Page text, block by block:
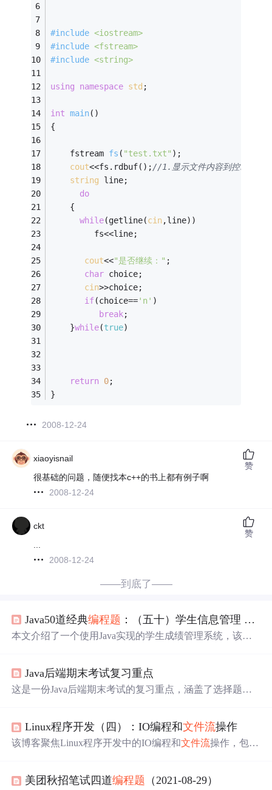
#include <iostream>
#include <fstream>
#include <string>
using namespace std ;
int main()
{
fstream fs ( "test.txt" ) ;
cout<<fs.rdbuf();//1.显示文件内容到控制台；
string line;
do
    {
while(getline(cin,line))
         fs<<line;
cout<<"是否继续：" ;
char choice;
cin>>choice;
if(choice=='n' )
break;
    }
while(true)
return 0;
}
2008-12-24
xiaoyisnail
很基础的问题，随便找本c++的书上都有例子啊
2008-12-24
赞
ckt
2008-12-24
赞
——到底了——
Java50道经典编程题 ：（五十）学生信息管理 ——
本文介绍了一个使用Java实现的学生成绩管理系统，该系
读写操作，实现了数据的持久化存储。
Java后端期末考试复习重点
这是一份Java后端期末考试的复习重点，涵盖了选择题、
期、请求转发与重定向、域对象（request、session、applica
tion）、Cookie与Session的区别，以及数据库的增删查改
Linux程序开发（四）：IO编程和文件流操作
该博客聚焦Linux程序开发中的IO编程和文件流操作，包含
等功能的C语言程序编写，以及使用gcc编译器编译运行。
美团秋招笔试四道编程题 （2021-08-29）